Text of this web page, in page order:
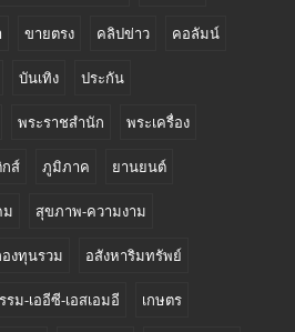
ขายตรง คลิปข่าว คอลัมน์
บันเทิง ประกัน
พระราชสำนัก พระเครื่อง
ส์ ภูมิภาค ยานยนต์
ม สุขภาพ-ความงาม
งทุนรวม อสังหาริมทรัพย์
ม-เออีซี-เอสเอมอี เกษตร